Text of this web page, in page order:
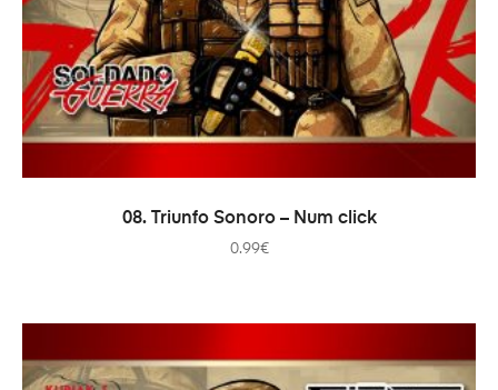
ADICIONAR
08. Triunfo Sonoro – Num click
0.99€